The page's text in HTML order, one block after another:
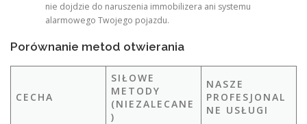
nie dojdzie do naruszenia immobilizera ani systemu
alarmowego Twojego pojazdu.
Porównanie metod otwierania
CECHA
SIŁOWE
METODY
(NIEZALECANE
)
NASZE
PROFESJONAL
NE USŁUGI